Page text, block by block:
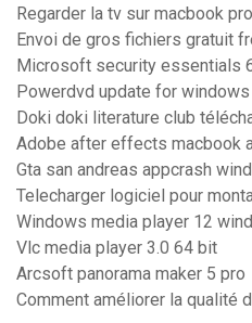
Regarder la tv sur macbook pro
Envoi de gros fichiers gratuit
Microsoft security essentials
Powerdvd update for
Doki doki literature club
Adobe after effects macbook
Gta san andreas appcrash
Telecharger logiciel pour
Windows media player 12
Vlc media player 3.0 64 bit
Arcsoft panorama maker 5 pro
Comment améliorer la qualité